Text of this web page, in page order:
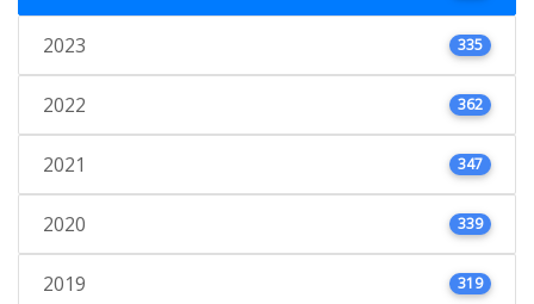
2023 335
2022 362
2021 347
2020 339
2019 319